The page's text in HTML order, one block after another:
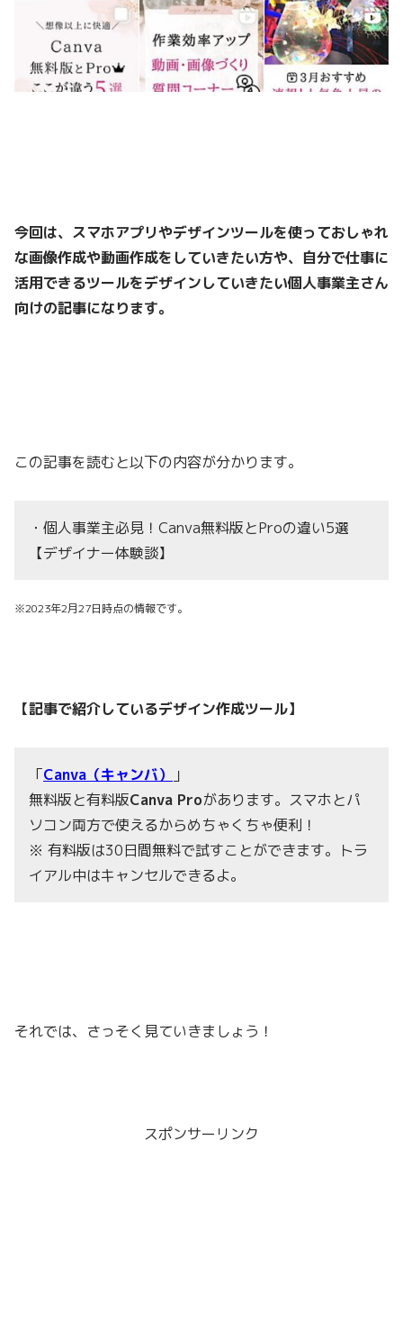
今回は、スマホアプリやデザインツールを使っておしゃれ
な画像作成や動画作成をしていきたい方や、自分で仕事に
活用できるツールをデザインしていきたい個人事業主さん
向けの記事になります。
この記事を読むと以下の内容が分かります。
・個人事業主必見！Canva無料版とProの違い5選
【デザイナー体験談】
※2023年2月27日時点の情報です。
【記事で紹介しているデザイン作成ツール】
「Canva（キャンバ）
」
無料版と有料版Canva Proがあります。スマホとパ
ソコン両方で使えるからめちゃくちゃ便利！
※ 有料版は30日間無料で試すことができます。トラ
イアル中はキャンセルできるよ。
それでは、さっそく見ていきましょう！
スポンサーリンク